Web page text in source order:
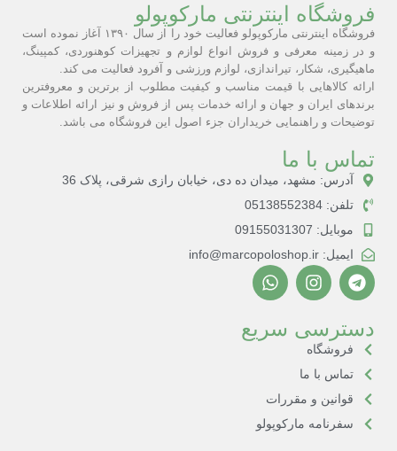
فروشگاه اینترنتی مارکوپولو
فروشگاه اینترنتی مارکوپولو فعالیت خود را از سال ۱۳۹۰ آغاز نموده است
و در زمینه معرفی و فروش انواع لوازم و تجهیزات کوهنوردی، کمپینگ،
ماهیگیری، شکار، تیراندازی، لوازم ورزشی و آفرود فعالیت می کند.
ارائه کالاهایی با قیمت مناسب و کیفیت مطلوب از برترین و معروفترین
برندهای ایران و جهان و ارائه خدمات پس از فروش و نیز ارائه اطلاعات و
توضیحات و راهنمایی خریداران جزء اصول این فروشگاه می باشد.
تماس با ما
آدرس: مشهد، میدان ده دی، خیابان رازی شرقی، پلاک 36
تلفن: 05138552384
موبایل: 09155031307
ایمیل: info@marcopoloshop.ir
دسترسی سریع
فروشگاه
تماس با ما
قوانین و مقررات
سفرنامه مارکوپولو